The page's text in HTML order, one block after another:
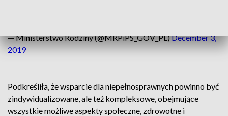
— Ministerstwo Rodziny (@MRPiPS_GOV_PL)December 3,
2019
Podkreśliła, że wsparcie dla niepełnosprawnych powinno być
zindywidualizowane, ale też kompleksowe, obejmujące
wszystkie możliwe aspekty społeczne, zdrowotne i